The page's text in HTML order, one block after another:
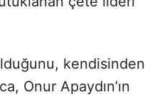
kendisinden
Onur Apaydın’ın